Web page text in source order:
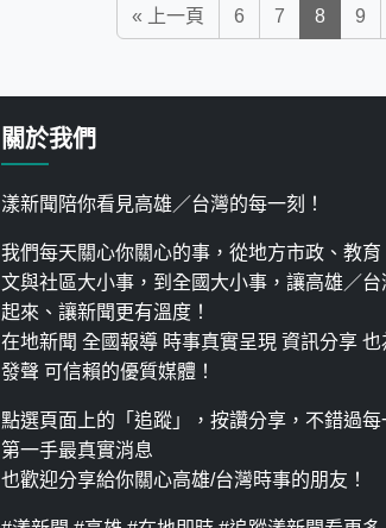
« 上一頁 6 7 8 9
關於我們
漾新聞陪你看見高雄／台灣的每一刻！
我們每天關心你關心的事，從地方市政、教育
文與社區大小事，到全國大小事，讓高雄／台
起來、讓新聞更有溫度！
在地新聞 全國報導 時事真實呈現 資訊分享 也
發聲 可信賴的優質媒體！
點選頁面上的「追蹤」，按讚分享，不錯過每
第一手最真實消息
也歡迎分享給你關心高雄/台灣時事的朋友！